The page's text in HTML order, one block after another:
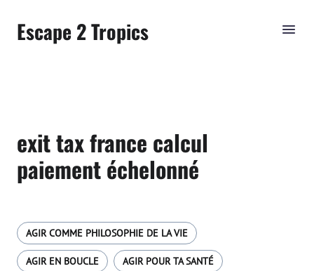
Escape 2 Tropics
exit tax france calcul
paiement échelonné
AGIR COMME PHILOSOPHIE DE LA VIE
AGIR EN BOUCLE AGIR POUR TA SANTÉ